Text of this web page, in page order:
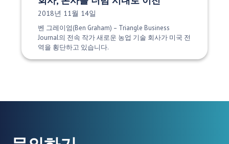
게시 날짜:
2018년 11월 14일
벤 그레이엄(Ben Graham) – Triangle Business
Journal의 전속 작가 새로운 농업 기술 회사가 미국 전
역을 횡단하고 있습니다.